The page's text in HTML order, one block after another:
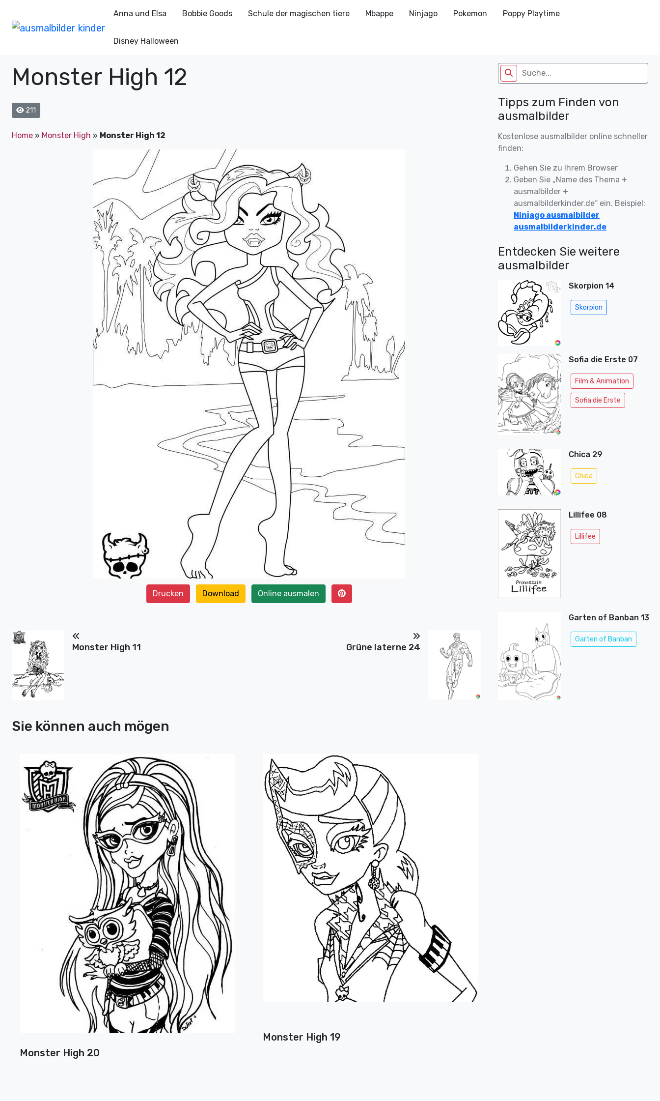
Anna und Elsa Bobbie Goods Schule der magischen tiere Mbappe Ninjago Pokemon Poppy Playtime
Disney Halloween
Monster High 12
211
Home » Monster High » Monster High 12
Drucken Download Online ausmalen
Monster High 11 Grüne laterne 24
Sie können auch mögen
Monster High 20
Monster High 19
Tipps zum Finden von
ausmalbilder
Kostenlose ausmalbilder online schneller
finden:
Gehen Sie zu Ihrem Browser
Geben Sie „Name des Thema +
ausmalbilder +
ausmalbilderkinder.de“ ein. Beispiel:
Ninjago ausmalbilder
ausmalbilderkinder.de
Entdecken Sie weitere
ausmalbilder
Skorpion 14
Skorpion
Sofia die Erste 07
Film & Animation
Sofia die Erste
Chica 29
Chica
Lillifee 08
Lillifee
Garten of Banban 13
Garten of Banban